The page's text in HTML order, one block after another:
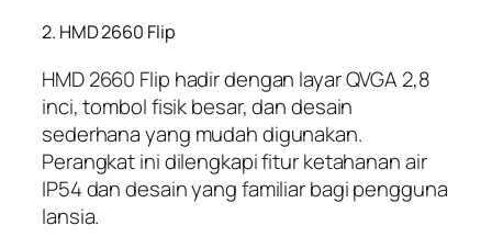
2. HMD 2660 Flip
HMD 2660 Flip hadir dengan layar QVGA 2,8
inci, tombol fisik besar, dan desain
sederhana yang mudah digunakan.
Perangkat ini dilengkapi fitur ketahanan air
IP54 dan desain yang familiar bagi pengguna
lansia.